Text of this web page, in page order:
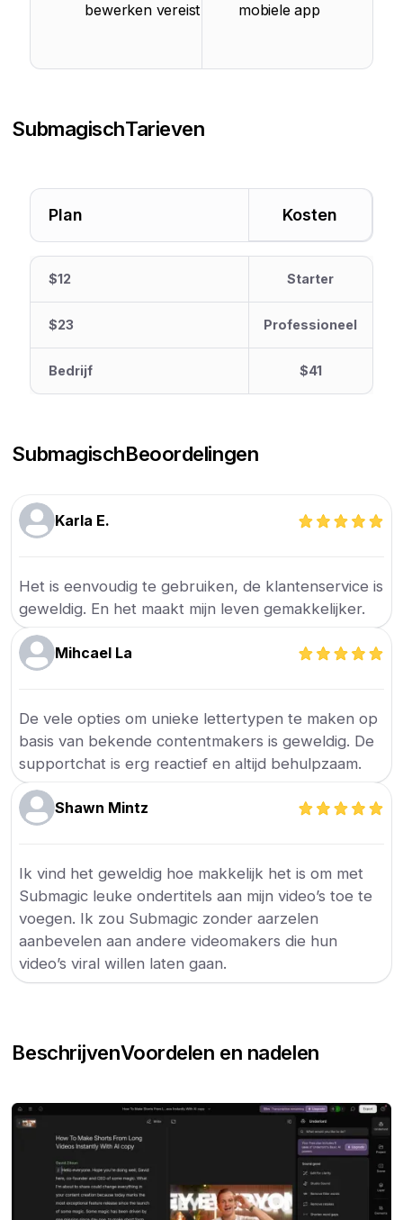
bewerken vereist
mobiele app
SubmagischTarieven
Plan Kosten
$12 Starter
$23 Professioneel
Bedrijf $41
SubmagischBeoordelingen
Karla E.
Het is eenvoudig te gebruiken, de klantenservice is
geweldig. En het maakt mijn leven gemakkelijker.
Mihcael La
De vele opties om unieke lettertypen te maken op
basis van bekende contentmakers is geweldig. De
supportchat is erg reactief en altijd behulpzaam.
Shawn Mintz
Ik vind het geweldig hoe makkelijk het is om met
Submagic leuke ondertitels aan mijn video’s toe te
voegen. Ik zou Submagic zonder aarzelen
aanbevelen aan andere videomakers die hun
video’s viral willen laten gaan.
BeschrijvenVoordelen en nadelen